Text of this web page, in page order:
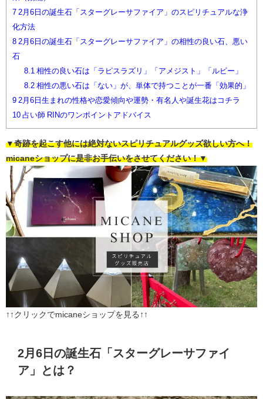
7 2月6日の誕生石「スターグレーサファイア」のスピリチュアルな浄
化方法
8 2月6日の誕生石「スターグレーサファイア」の相性の良い石、悪い
石
8.1 相性の良い石は「ラピスラズリ」「アメジスト」「ルビー」
8.2相性の悪い石は「ない」が、単体で持つことが一番「効果的」
9 2月6日生まれの性格や恋愛傾向や運勢・有名人や誕生花はコチラ
10 占い師 RINのワンポイントアドバイス
▼奇跡を起こす他には絶対ないスピリチュアルグッズ欲しい方へ！
micaneショップに是非お手伝いをさせてください！▼
↑↑クリックでmicaneショップを見る↑↑
2月6日の誕生石「スターグレーサファイ
ア」とは？